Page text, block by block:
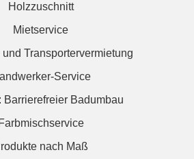
Holzzuschnitt
Mietservice
Transportervermietung
Service
Barrierefreier Badumbau
Farbmischservice
nach Maß